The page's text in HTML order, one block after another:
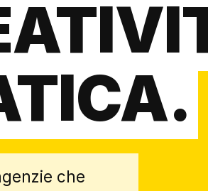
che